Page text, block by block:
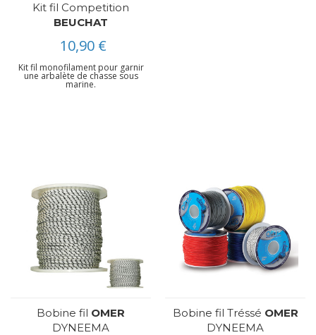
Kit fil Competition
BEUCHAT
10,90 €
Kit fil monofilament pour garnir
une arbalète de chasse sous
marine.
Bobine fil OMER
DYNEEMA
Bobine fil Tréssé OMER
DYNEEMA